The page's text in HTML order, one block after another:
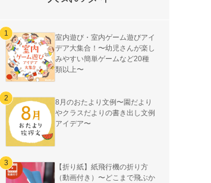
室内遊び・室内ゲーム遊びアイ
デア大集合！〜幼児さんが楽し
みやすい簡単ゲームなど20種
類以上〜
8月のおたより文例〜園だより
やクラスだよりの書き出し文例
アイデア〜
【折り紙】紙飛行機の折り方
（動画付き）〜どこまで飛ぶか